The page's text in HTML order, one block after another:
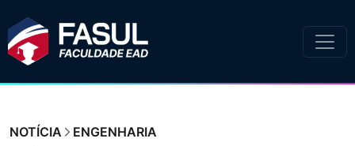
NOTÍCIA ENGENHARIA